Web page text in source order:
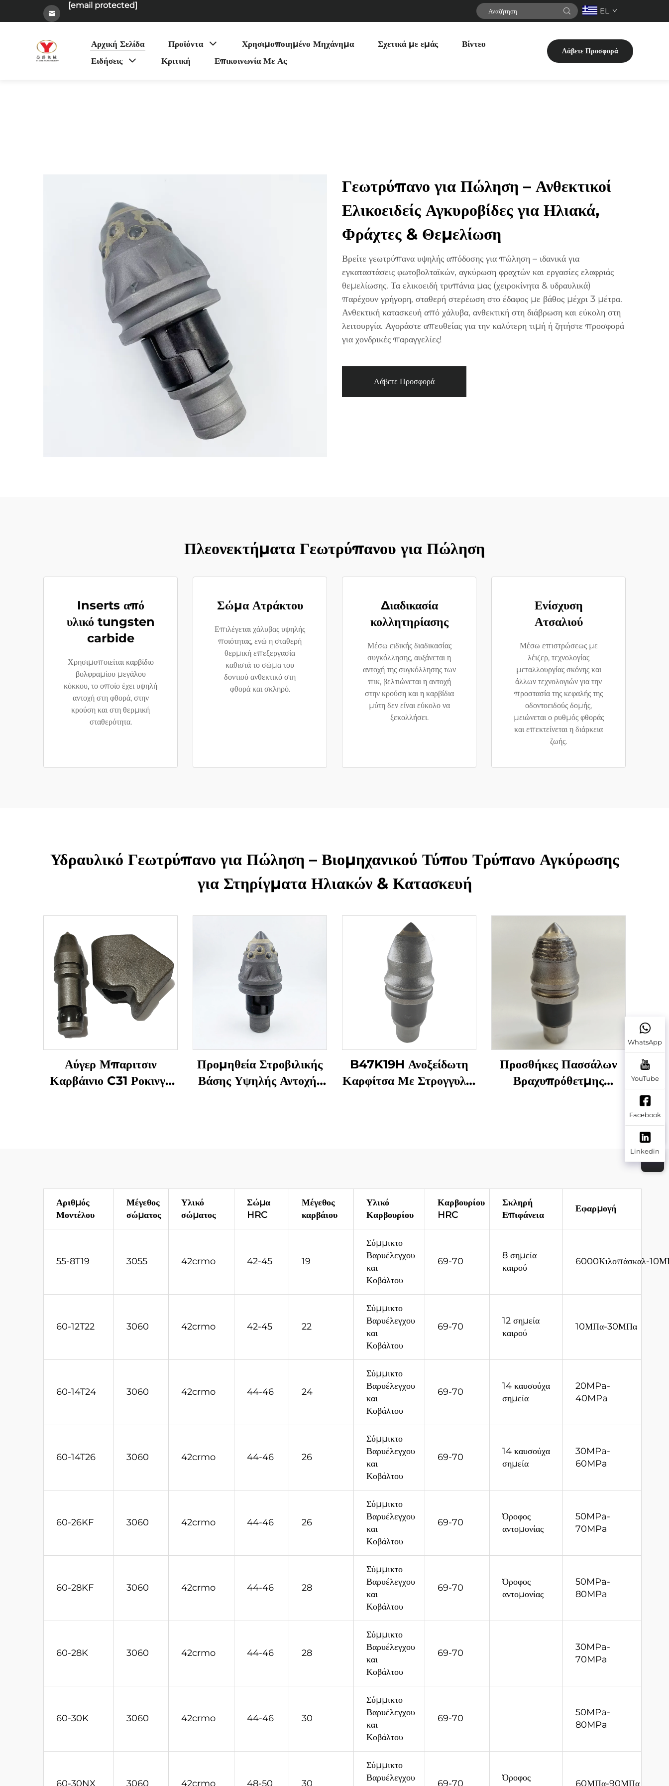
[email protected]
EL
Αρχική Σελίδα Προϊόντα Χρησιμοποιημένο Μηχάνημα Σχετικά με εμάς
Βίντεο
Ειδήσεις
Κριτική Επικοινωνία Με Ας
Λάβετε Προσφορά
Γεωτρύπανο για Πώληση – Ανθεκτικοί
Ελικοειδείς Αγκυροβίδες για Ηλιακά,
Φράχτες & Θεμελίωση
Βρείτε γεωτρύπανα υψηλής απόδοσης για πώληση – ιδανικά για
εγκαταστάσεις φωτοβολταϊκών, αγκύρωση φραχτών και εργασίες ελαφριάς
θεμελίωσης. Τα ελικοειδή τρυπάνια μας (χειροκίνητα & υδραυλικά)
παρέχουν γρήγορη, σταθερή στερέωση στο έδαφος με βάθος μέχρι 3 μέτρα.
Ανθεκτική κατασκευή από χάλυβα, ανθεκτική στη διάβρωση και εύκολη στη
λειτουργία. Αγοράστε απευθείας για την καλύτερη τιμή ή ζητήστε προσφορά
για χονδρικές παραγγελίες!
Λάβετε Προσφορά
Πλεονεκτήματα Γεωτρύπανου για Πώληση
Inserts από
υλικό tungsten
carbide
Χρησιμοποιείται καρβίδιο
βολφραμίου μεγάλου
κόκκου, το οποίο έχει υψηλή
αντοχή στη φθορά, στην
κρούση και στη θερμική
σταθερότητα.
Σώμα Ατράκτου
Επιλέγεται χάλυβας υψηλής
ποιότητας, ενώ η σταθερή
θερμική επεξεργασία
καθιστά το σώμα του
δοντιού ανθεκτικό στη
φθορά και σκληρό.
Διαδικασία
κολλητηρίασης
Μέσω ειδικής διαδικασίας
συγκόλλησης, αυξάνεται η
αντοχή της συγκόλλησης των
πικ, βελτιώνεται η αντοχή
στην κρούση και η καρβίδια
μύτη δεν είναι εύκολο να
ξεκολλήσει.
Ενίσχυση
Ατσαλιού
Μέσω επιστρώσεως με
λέιζερ, τεχνολογίας
μεταλλουργίας σκόνης και
άλλων τεχνολογιών για την
προστασία της κεφαλής της
οδοντοειδούς δομής,
μειώνεται ο ρυθμός φθοράς
και επεκτείνεται η διάρκεια
ζωής.
Υδραυλικό Γεωτρύπανο για Πώληση – Βιομηχανικού Τύπου Τρύπανο Αγκύρωσης
για Στηρίγματα Ηλιακών & Κατασκευή
Αύγερ Μπαριτσιν
Καρβάινιο C31 Ροκινγκ
Προμηθεία Στροβιλικής
Βάσης Υψηλής Αντοχής
B47K19H Ανοξείδωτη
Καρφίτσα Με Στρογγυλές
Προσθήκες Πασσάλων
Βραχυπρόθετμης
Υπερχονδρικά Σωματίδια
Αριθμός
Μοντέλου
Μέγεθος
σώματος
Υλικό
σώματος
Σώμα
HRC
Μέγεθος
καρβάιου
Υλικό
Καρβουρίου
Καρβουρίου
HRC
Σκληρή
Επιφάνεια
Εφαρμογή
55-8T19 3055 42crmo 42-45 19
Σύμμικτο
Βαρυέλεγχου
και
Κοβάλτου
69-70
8 σημεία
καιρού
6000Κιλοπάσκαλ-
60-12T22 3060 42crmo 42-45 22
Σύμμικτο
Βαρυέλεγχου
και
Κοβάλτου
69-70
12 σημεία
καιρού
10ΜΠα-30ΜΠα
60-14T24 3060 42crmo 44-46 24
Σύμμικτο
Βαρυέλεγχου
και
Κοβάλτου
69-70
14 καυσούχα
σημεία
20MPa-
40MPa
60-14T26 3060 42crmo 44-46 26
Σύμμικτο
Βαρυέλεγχου
και
Κοβάλτου
69-70
14 καυσούχα
σημεία
30MPa-
60MPa
60-26KF 3060 42crmo 44-46 26
Σύμμικτο
Βαρυέλεγχου
και
Κοβάλτου
69-70
Όροφος
αντομονίας
50MPa-
70MPa
60-28KF 3060 42crmo 44-46 28
Σύμμικτο
Βαρυέλεγχου
και
Κοβάλτου
69-70
Όροφος
αντομονίας
50MPa-
80MPa
60-28K 3060 42crmo 44-46 28
Σύμμικτο
Βαρυέλεγχου
και
Κοβάλτου
69-70
30MPa-
70MPa
60-30K 3060 42crmo 44-46 30
Σύμμικτο
Βαρυέλεγχου
και
Κοβάλτου
69-70
50MPa-
80MPa
60-30NX 3060 42crmo 48-50 30
Σύμμικτο
Βαρυέλεγχου
69-70
Όροφος
60ΜΠα-90ΜΠα
WhatsApp
YouTube
Facebook
Linkedin